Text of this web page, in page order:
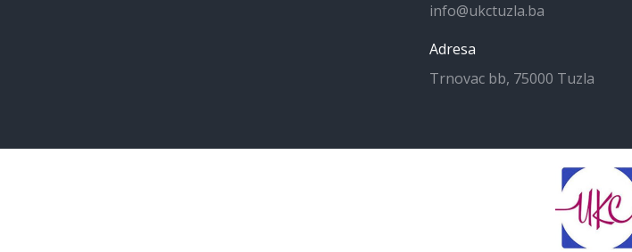
info@ukctuzla.ba
Adresa
Trnovac bb, 75000 Tuzla